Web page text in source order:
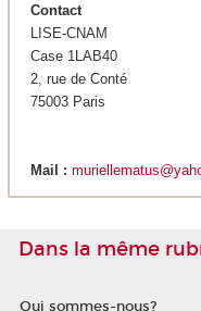
Contact
LISE-CNAM
Case 1LAB40
2, rue de Conté
75003 Paris
Mail :
Dans la même
Qui sommes-nous?